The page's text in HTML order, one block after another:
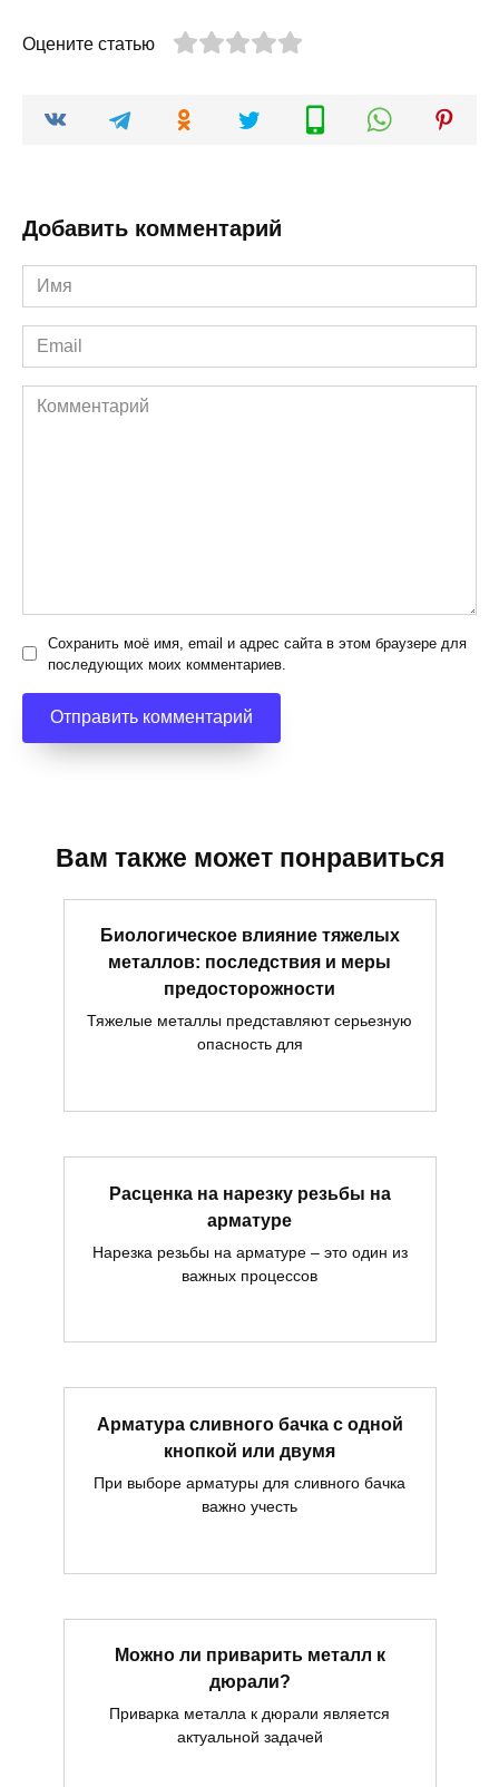
Оцените статью
Добавить комментарий
Имя
*
Email
*
Комментарий
Сохранить моё имя, email и адрес сайта в этом браузере для
последующих моих комментариев.
Вам также может понравиться
Биологическое влияние тяжелых
металлов: последствия и меры
предосторожности
Тяжелые металлы представляют серьезную
опасность для
Расценка на нарезку резьбы на
арматуре
Нарезка резьбы на арматуре – это один из
важных процессов
Арматура сливного бачка с одной
кнопкой или двумя
При выборе арматуры для сливного бачка
важно учесть
Можно ли приварить металл к
дюрали?
Приварка металла к дюрали является
актуальной задачей